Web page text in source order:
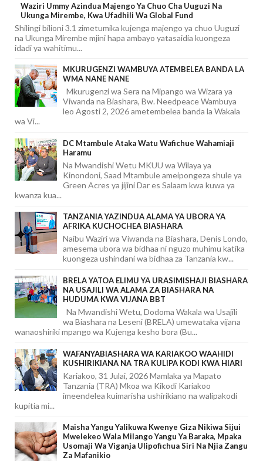
Waziri Ummy Azindua Majengo Ya Chuo Cha Uuguzi Na
Ukunga Mirembe, Kwa Ufadhili Wa Global Fund
Shilingi bilioni 3.1 zimetumika kujenga majengo ya chuo Uuguzi
na Ukunga Mirembe mjini hapa ambayo yatasaidia kuongeza
idadi ya wahitimu...
MKURUGENZI WAMBUYA ATEMBELEA BANDA LA
WMA NANE NANE
Mkurugenzi wa Sera na Mipango wa Wizara ya
Viwanda na Biashara, Bw. Needpeace Wambuya
leo Agosti 2, 2026 ametembelea banda la Wakala
wa Vi...
DC Mtambule Ataka Watu Wafichue Wahamiaji
Haramu
Na Mwandishi Wetu MKUU wa Wilaya ya
Kinondoni, Saad Mtambule ameipongeza shule ya
Green Acres ya jijini Dar es Salaam kwa kuwa ya
kwanza kua...
TANZANIA YAZINDUA ALAMA YA UBORA YA
AFRIKA KUCHOCHEA BIASHARA
Naibu Waziri wa Viwanda na Biashara, Denis Londo,
amesema ubora wa bidhaa ni nguzo muhimu katika
kuongeza ushindani wa bidhaa za Tanzania kw...
BRELA YATOA ELIMU YA URASIMISHAJI BIASHARA
NA USAJILI WA ALAMA ZA BIASHARA NA
HUDUMA KWA VIJANA BBT
Na Mwandishi Wetu, Dodoma Wakala wa Usajili
wa Biashara na Leseni (BRELA) umewataka vijana
wanaoshiriki mpango wa Kujenga kesho bora (Bu...
WAFANYABIASHARA WA KARIAKOO WAAHIDI
KUSHIRIKIANA NA TRA KULIPA KODI KWA HIARI
Kariakoo, 31 Julai, 2026 Mamlaka ya Mapato
Tanzania (TRA) Mkoa wa Kikodi Kariakoo
imeendelea kuimarisha ushirikiano na walipakodi
kupitia mi...
Maisha Yangu Yalikuwa Kwenye Giza Nikiwa Sijui
Mwelekeo Wala Milango Yangu Ya Baraka, Mpaka
Usomaji Wa Viganja Ulipofichua Siri Na Njia Zangu
Za Mafanikio